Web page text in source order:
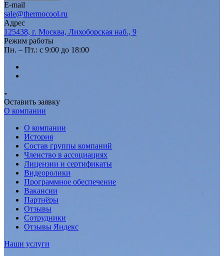
E-mail
sale@thermocool.ru
Адрес
125438, г. Москва, Лихоборская наб., 9
Режим работы
Пн. – Пт.: с 9:00 до 18:00
Оставить заявку
О компании
О компании
История
Состав группы компаний
Членство в ассоциациях
Лицензии и сертификаты
Видеоролики
Программное обеспечение
Вакансии
Партнёры
Отзывы
Сотрудники
Отзывы Яндекс
Наши услуги